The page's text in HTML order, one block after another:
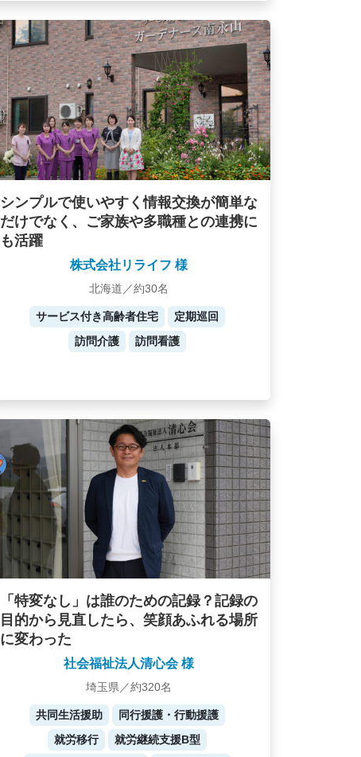
シンプルで使いやすく情報交換が簡単な
だけでなく、ご家族や多職種との連携に
も活躍
株式会社リライフ 様
北海道／約30名
サービス付き高齢者住宅
定期巡回
訪問介護
訪問看護
「特変なし」は誰のための記録？記録の
目的から見直したら、笑顔あふれる場所
に変わった
社会福祉法人清心会 様
埼玉県／約320名
共同生活援助
同行援護・行動援護
就労移行
就労継続支援B型